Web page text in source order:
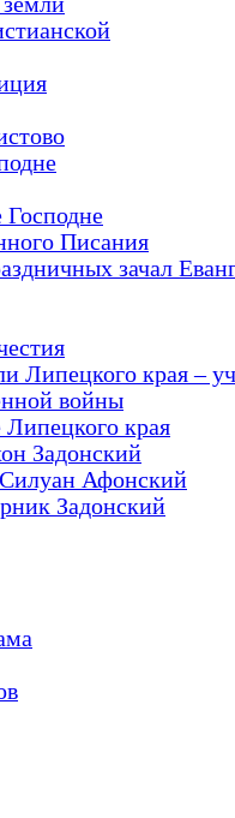
Писания
зачал
Липецкого края –
войны
Липецкого края
Задонский
Афонский
Задонский